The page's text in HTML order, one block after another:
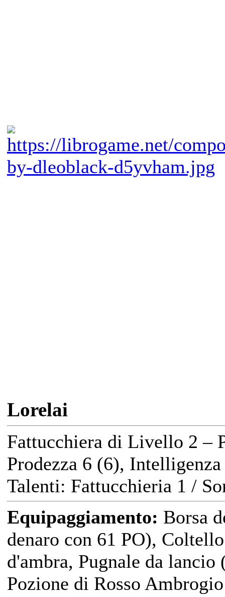
Lorelai
Fattucchiera di Livello 2 –
Prodezza 6 (6),
Talenti: Fattucchieria 1 /
Equipaggiamento: Borsa
denaro con 61 PO),
d'ambra, Pugnale da
Pozione di Rosso